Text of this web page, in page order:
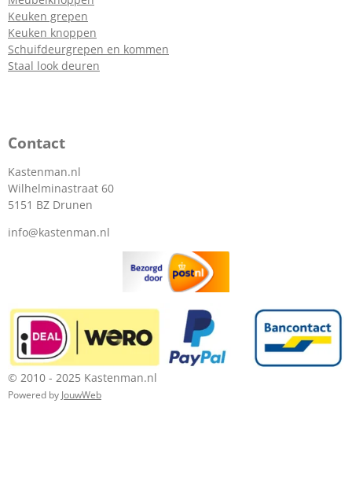
Keuken grepen
Keuken knoppen
Schuifdeurgrepen en kommen
Staal look deuren
Contact
Kastenman.nl
Wilhelminastraat 60
5151 BZ Drunen
info@kastenman.nl
© 2010 - 2025 Kastenman.nl
Powered by JouwWeb